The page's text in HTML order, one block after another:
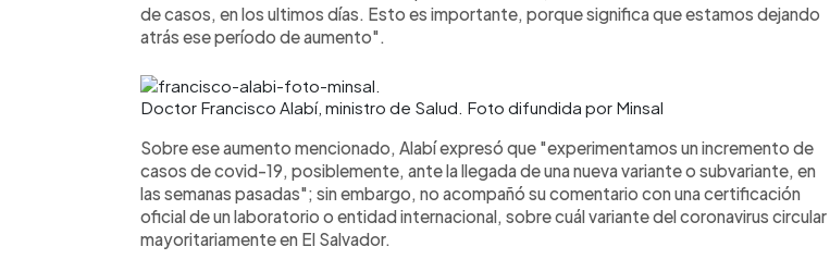
de casos, en los ultimos días. Esto es importante, porque significa que estamos dejando
atrás ese período de aumento".
Doctor Francisco Alabí, ministro de Salud. Foto difundida por Minsal
Sobre ese aumento mencionado, Alabí expresó que "experimentamos un incremento de
casos de covid-19, posiblemente, ante la llegada de una nueva variante o subvariante, en
las semanas pasadas"; sin embargo, no acompañó su comentario con una certificación
oficial de un laboratorio o entidad internacional, sobre cuál variante del coronavirus circular
mayoritariamente en El Salvador.